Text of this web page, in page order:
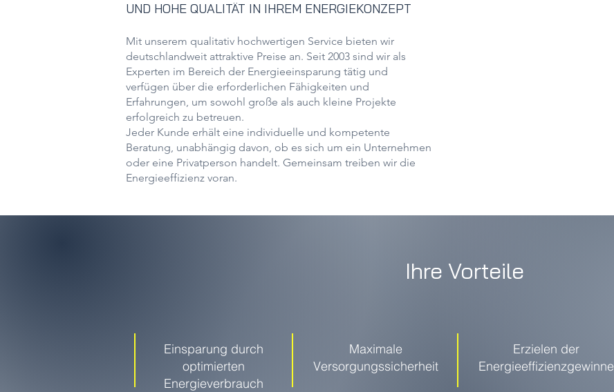
UND HOHE QUALITÄT IN IHREM ENERGIEKONZEPT
Mit unserem qualitativ hochwertigen Service bieten wir
deutschlandweit attraktive Preise an. Seit 2003 sind wir als
Experten im Bereich der Energieeinsparung tätig und
verfügen über die erforderlichen Fähigkeiten und
Erfahrungen, um sowohl große als auch kleine Projekte
erfolgreich zu betreuen.
Jeder Kunde erhält eine individuelle und kompetente
Beratung, unabhängig davon, ob es sich um ein Unternehmen
oder eine Privatperson handelt. Gemeinsam treiben wir die
Energieeffizienz voran.
Ihre Vorteile
Erzielen der
Energieeffizienzgewinne
Maximale
Versorgungssicherheit
Einsparung durch
optimierten
Energieverbrauch